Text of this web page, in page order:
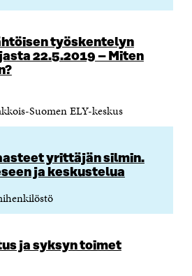
K
K
U
N
S
A
I
K
S
S
työskentelyn
22.5.2019 – Miten
Suomen ELY-keskus
yrittäjän silmin.
ja keskustelua
ja syksyn toimet